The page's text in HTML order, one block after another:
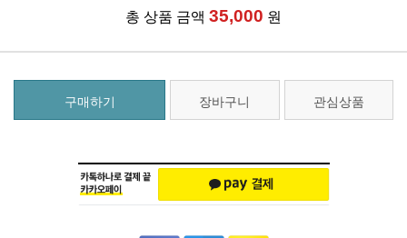
총 상품 금액 35,000 원
구매하기 장바구니 관심상품